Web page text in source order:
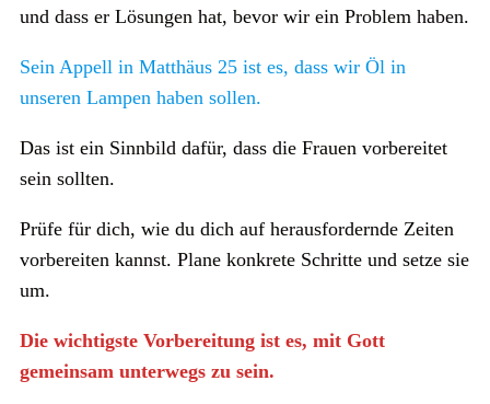
und dass er Lösungen hat, bevor wir ein Problem haben.
Sein Appell in Matthäus 25 ist es, dass wir Öl in
unseren Lampen haben sollen.
Das ist ein Sinnbild dafür, dass die Frauen vorbereitet
sein sollten.
Prüfe für dich, wie du dich auf herausfordernde Zeiten
vorbereiten kannst. Plane konkrete Schritte und setze sie
um.
Die wichtigste Vorbereitung ist es, mit Gott
gemeinsam unterwegs zu sein.